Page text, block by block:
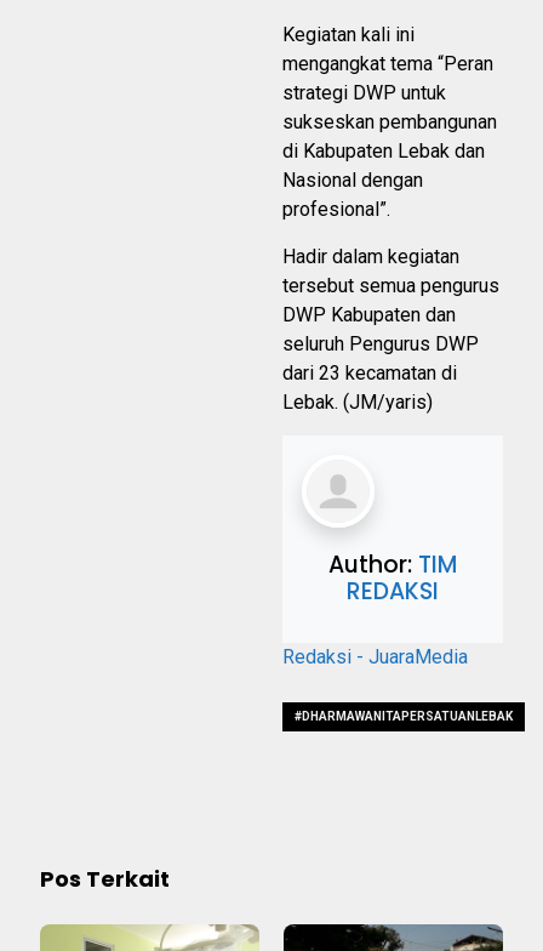
Kegiatan kali ini
mengangkat tema “Peran
strategi DWP untuk
sukseskan pembangunan
di Kabupaten Lebak dan
Nasional dengan
profesional”.
Hadir dalam kegiatan
tersebut semua pengurus
DWP Kabupaten dan
seluruh Pengurus DWP
dari 23 kecamatan di
Lebak. (JM/yaris)
Author: TIM
REDAKSI
Redaksi - JuaraMedia
#DHARMAWANITAPERSATUANLEBAK
Pos Terkait